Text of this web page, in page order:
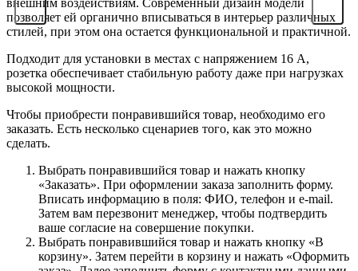
позволяет ей органично вписываться в интерьер различных
стилей, при этом она остается функциональной и практичной.
Подходит для установки в местах с напряжением 16 А,
розетка обеспечивает стабильную работу даже при нагрузках
высокой мощности.
Чтобы приобрести понравившийся товар, необходимо его
заказать. Есть несколько сценариев того, как это можно
сделать.
Выбрать понравившийся товар и нажать кнопку
«Заказать». При оформлении заказа заполнить форму.
Вписать информацию в поля: ФИО, телефон и e-mail.
Затем вам перезвонит менеджер, чтобы подтвердить
ваше согласие на совершение покупки.
Выбрать понравившийся товар и нажать кнопку «В
корзину». Затем перейти в корзину и нажать «Оформить